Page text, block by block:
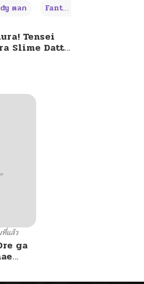
+4
ตลก Fantasy แฟนตาซี
Tensei
Slime Datta
แล้ว
ga